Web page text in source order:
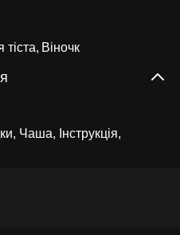
тіста Віночк
Чаша, Інструкція,